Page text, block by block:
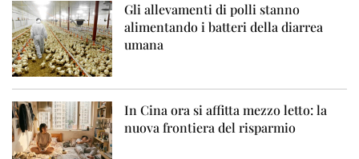
Gli allevamenti di polli stanno
alimentando i batteri della diarrea
umana
In Cina ora si affitta mezzo letto: la
nuova frontiera del risparmio